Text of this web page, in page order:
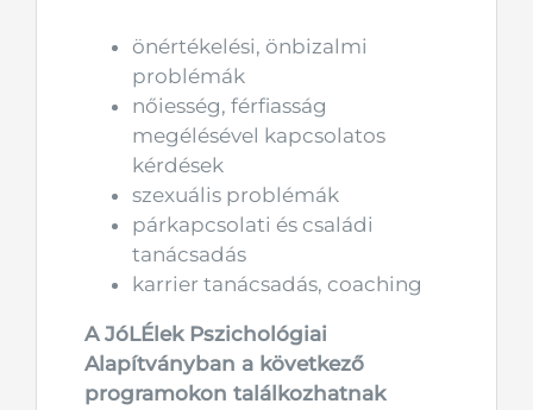
önértékelési, önbizalmi
problémák
nőiesség, férfiasság
megélésével kapcsolatos
kérdések
szexuális problémák
párkapcsolati és családi
tanácsadás
karrier tanácsadás, coaching
A JóLÉlek Pszichológiai
Alapítványban a következő
programokon találkozhatnak